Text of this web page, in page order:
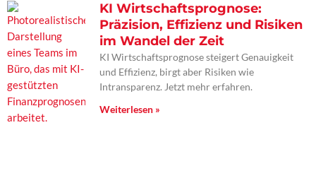
KI Wirtschaftsprognose:
Präzision, Effizienz und Risiken
im Wandel der Zeit
KI Wirtschaftsprognose steigert Genauigkeit
und Effizienz, birgt aber Risiken wie
Intransparenz. Jetzt mehr erfahren.
Weiterlesen »